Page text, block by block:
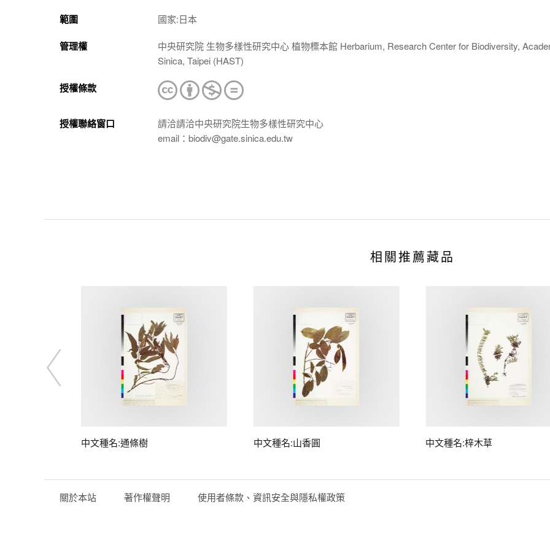
範圍 國家:日本
管理權
中央研究院 生物多樣性研究中心 植物標本館 Herbarium, Research Center for Biodiversity,
Sinica, Taipei (HAST)
授權條款
授權聯絡窗口
請洽請洽中央研究院生物多樣性研究中心
email：biodiv@gate.sinica.edu.tw
相關推薦藏品
中文種名:通條樹 中文種名:山香圓 中文種名:梓木草
關於本站 著作權聲明 使用者條款、資訊安全與隱私權政策